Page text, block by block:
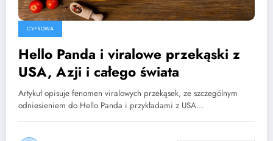
CYFROWA
Hello Panda i viralowe przekąski z
USA, Azji i całego świata
Artykuł opisuje fenomen viralowych przekąsek, ze szczególnym
odniesieniem do Hello Panda i przykładami z USA…